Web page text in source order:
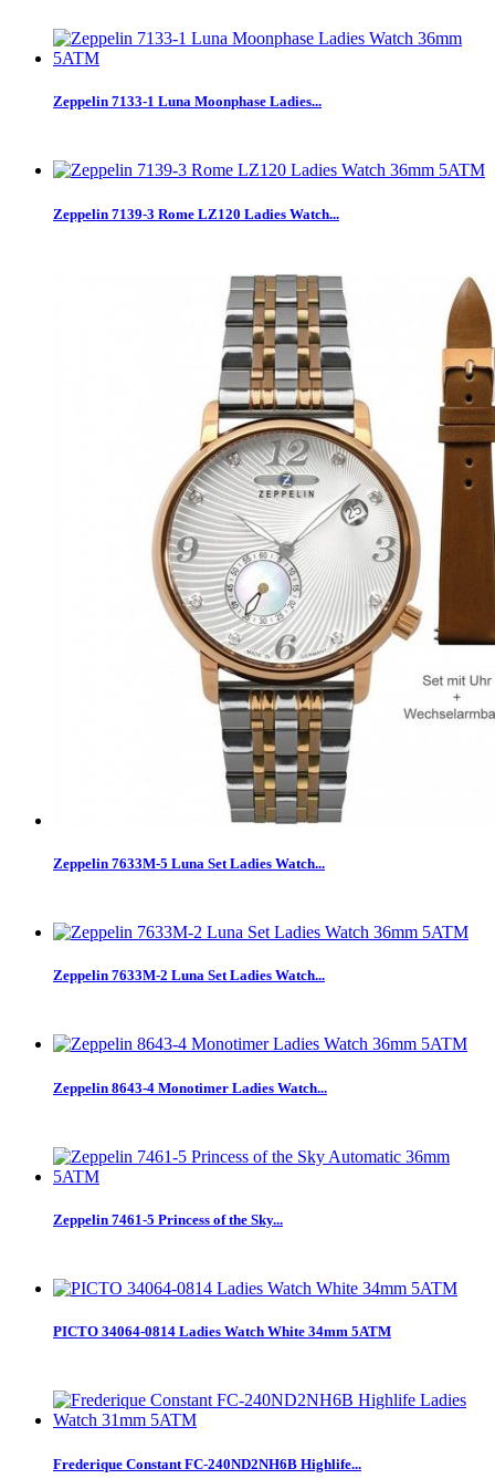
Zeppelin 7133-1 Luna Moonphase Ladies...
Zeppelin 7139-3 Rome LZ120 Ladies Watch...
Zeppelin 7633M-5 Luna Set Ladies Watch...
Zeppelin 7633M-2 Luna Set Ladies Watch...
Zeppelin 8643-4 Monotimer Ladies Watch...
Zeppelin 7461-5 Princess of the Sky...
PICTO 34064-0814 Ladies Watch White 34mm 5ATM
Frederique Constant FC-240ND2NH6B Highlife...